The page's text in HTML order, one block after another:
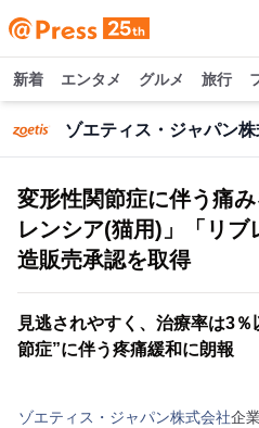
新着 エンタメ グルメ 旅行
ゾエティス・ジャパン
変形性関節症に伴う痛
レンシア(猫用)」「リ
造販売承認を取得
見逃されやすく、治療率は3
節症”に伴う疼痛緩和に朗報
ゾエティス・ジャパン株式会社企